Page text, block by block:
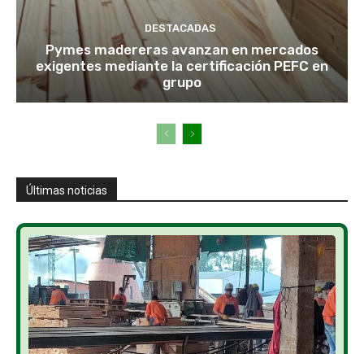
DESTACADAS
Pymes madereras avanzan en mercados
exigentes mediante la certificación PEFC en
grupo
Últimas noticias